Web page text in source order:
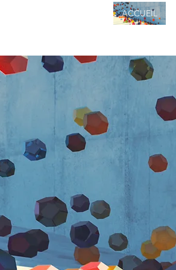
ACCUEIL